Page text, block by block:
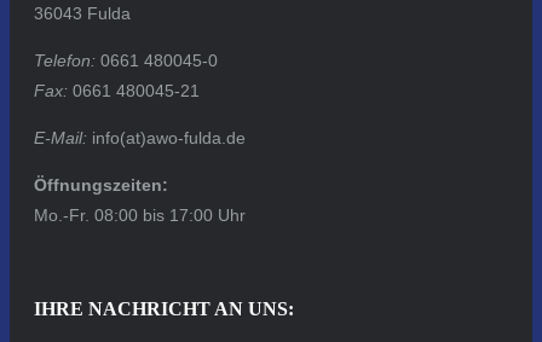
36043 Fulda
Telefon: 0661 480045-0
Fax: 0661 480045-21
E-Mail: info(at)awo-fulda.de
Öffnungszeiten:
Mo.-Fr. 08:00 bis 17:00 Uhr
IHRE NACHRICHT AN UNS: